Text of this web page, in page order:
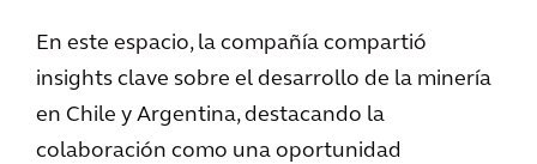
En este espacio, la compañía compartió
insights clave sobre el desarrollo de la minería
en Chile y Argentina, destacando la
colaboración como una oportunidad